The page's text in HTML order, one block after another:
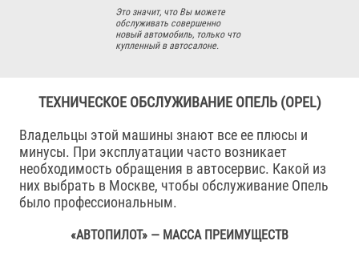
Это значит, что Вы можете
обслуживать совершенно
новый автомобиль, только что
купленный в автосалоне.
ТЕХНИЧЕСКОЕ ОБСЛУЖИВАНИЕ ОПЕЛЬ (OPEL)
Владельцы этой машины знают все ее плюсы и
минусы. При эксплуатации часто возникает
необходимость обращения в автосервис. Какой из
них выбрать в Москве, чтобы обслуживание Опель
было профессиональным.
«АВТОПИЛОТ» — МАССА ПРЕИМУЩЕСТВ